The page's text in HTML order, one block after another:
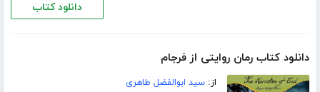
دانلود کتاب
دانلود کتاب رمان روایتی از فرجام
از:سید ابوالفضل طاهری